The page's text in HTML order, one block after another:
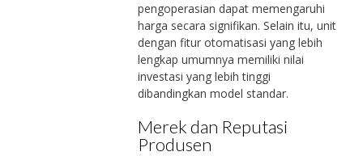
pengoperasian dapat memengaruhi
harga secara signifikan. Selain itu, unit
dengan fitur otomatisasi yang lebih
lengkap umumnya memiliki nilai
investasi yang lebih tinggi
dibandingkan model standar.
Merek dan Reputasi
Produsen